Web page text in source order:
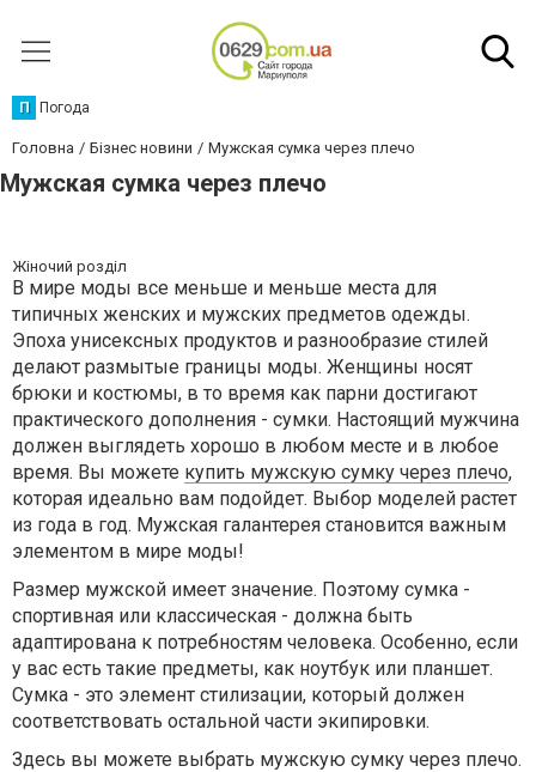
П Погода
Головна Бізнес новини Мужская сумка через плечо
Мужская сумка через плечо
Жіночий розділ
В мире моды все меньше и меньше места для
типичных женских и мужских предметов одежды.
Эпоха унисексных продуктов и разнообразие стилей
делают размытые границы моды. Женщины носят
брюки и костюмы, в то время как парни достигают
практического дополнения - сумки. Настоящий мужчина
должен выглядеть хорошо в любом месте и в любое
время. Вы можете купить мужскую сумку через плечо,
которая идеально вам подойдет. Выбор моделей растет
из года в год. Мужская галантерея становится важным
элементом в мире моды!
Размер мужской имеет значение. Поэтому сумка -
спортивная или классическая - должна быть
адаптирована к потребностям человека. Особенно, если
у вас есть такие предметы, как ноутбук или планшет.
Сумка - это элемент стилизации, который должен
соответствовать остальной части экипировки.
Здесь вы можете выбрать мужскую сумку через плечо.